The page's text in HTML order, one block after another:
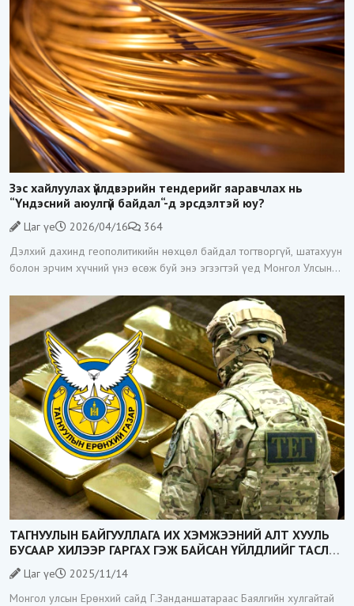
Зэс хайлуулах үйлдвэрийн тендерийг яаравчлах нь
“Үндэсний аюулгүй байдал“-д эрсдэлтэй юу?
Цаг үе 2026/04/16
364
Дэлхий дахинд геополитикийн нөхцөл байдал тогтворгүй, шатахуун
болон эрчим хүчний үнэ өсөж буй энэ эгзэгтэй үед Монгол Улсын
зарласан нь
ТАГНУУЛЫН БАЙГУУЛЛАГА ИХ ХЭМЖЭЭНИЙ АЛТ ХУУЛЬ
БУСААР ХИЛЭЭР ГАРГАХ ГЭЖ БАЙСАН ҮЙЛДЛИЙГ ТАСЛАН
ЗОГСООЛОО
Цаг үе
2025/11/14
Монгол улсын Ерөнхий сайд Г.Занданшатараас Баялгийн хулгайтай